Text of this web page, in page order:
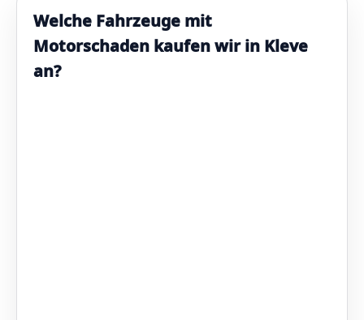
Welche Fahrzeuge mit
Motorschaden kaufen wir in Kleve
an?